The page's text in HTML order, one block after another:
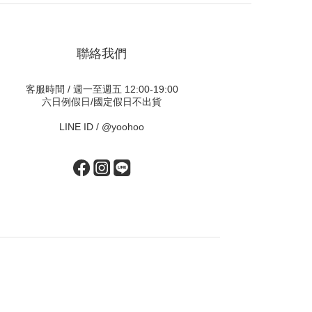
聯絡我們
客服時間 / 週一至週五 12:00-19:00
六日例假日/國定假日不出貨
LINE ID / @yoohoo